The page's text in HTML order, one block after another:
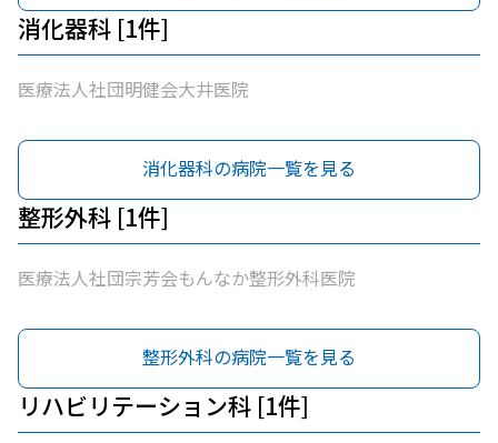
消化器科 [1件]
医療法人社団明健会大井医院
消化器科の病院一覧を見る
整形外科 [1件]
医療法人社団宗芳会もんなか整形外科医院
整形外科の病院一覧を見る
リハビリテーション科 [1件]